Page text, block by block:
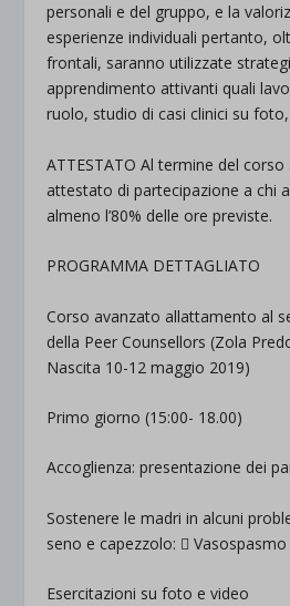
personali e del gruppo, e la
esperienze individuali pertanto,
frontali, saranno utilizzate
apprendimento attivanti quali
ruolo, studio di casi clinici su
ATTESTATO Al termine del
attestato di partecipazione a chi
almeno l’80% delle ore previste.
PROGRAMMA DETTAGLIATO
Corso avanzato allattamento al
della Peer Counsellors (Zola
Nascita 10-12 maggio 2019)
Primo giorno (15:00- 18.00)
Accoglienza: presentazione dei
Sostenere le madri in alcuni
seno e capezzolo: 
Esercitazioni su foto e video